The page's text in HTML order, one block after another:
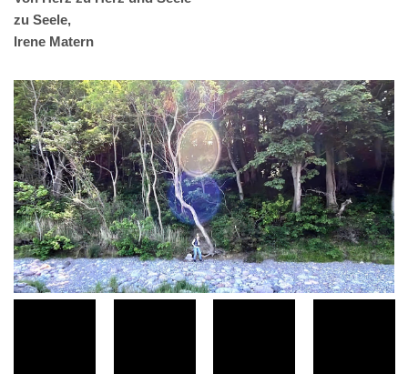
zu Seele,
Irene Matern